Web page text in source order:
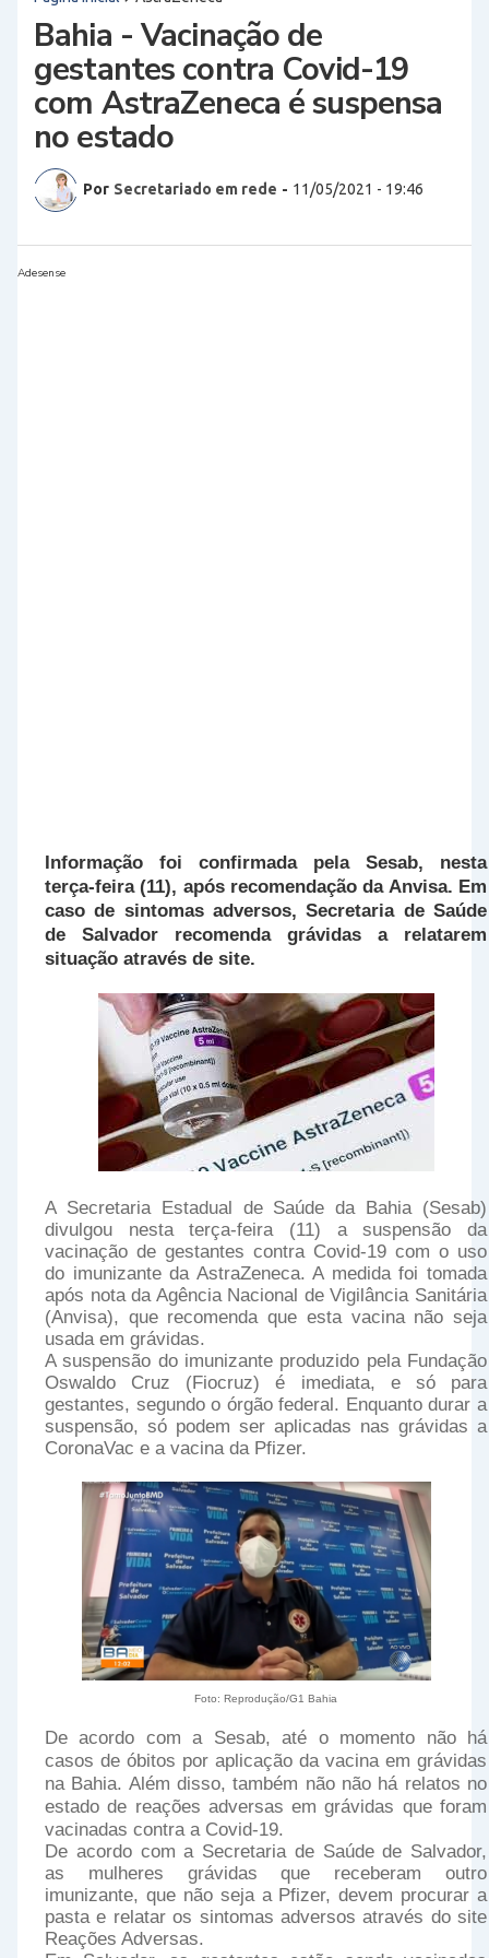
Bahia - Vacinação de
gestantes contra Covid-19
com AstraZeneca é suspensa
no estado
Por Secretariado em rede - 11/05/2021 - 19:46
Adesense
Informação foi confirmada pela Sesab, nesta
terça-feira (11), após recomendação da Anvisa. Em
caso de sintomas adversos, Secretaria de Saúde
de Salvador recomenda grávidas a relatarem
situação através de site.
A Secretaria Estadual de Saúde da Bahia (Sesab)
divulgou nesta terça-feira (11) a suspensão da
vacinação de gestantes contra Covid-19 com o uso
do imunizante da AstraZeneca. A medida foi tomada
após nota da Agência Nacional de Vigilância Sanitária
(Anvisa), que recomenda que esta vacina não seja
usada em grávidas.
A suspensão do imunizante produzido pela Fundação
Oswaldo Cruz (Fiocruz) é imediata, e só para
gestantes, segundo o órgão federal. Enquanto durar a
suspensão, só podem ser aplicadas nas grávidas a
CoronaVac e a vacina da Pfizer.
Foto: Reprodução/G1 Bahia
De acordo com a Sesab, até o momento não há
casos de óbitos por aplicação da vacina em grávidas
na Bahia. Além disso, também não não há relatos no
estado de reações adversas em grávidas que foram
vacinadas contra a Covid-19.
De acordo com a Secretaria de Saúde de Salvador,
as mulheres grávidas que receberam outro
imunizante, que não seja a Pfizer, devem procurar a
pasta e relatar os sintomas adversos através do site
Reações Adversas.